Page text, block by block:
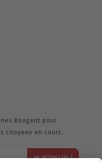
Bougent pour
citoyens en cours.